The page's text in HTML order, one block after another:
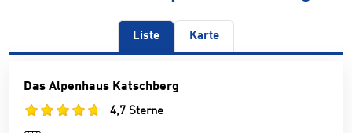
Liste Karte
Das Alpenhaus Katschberg
4,7 Sterne